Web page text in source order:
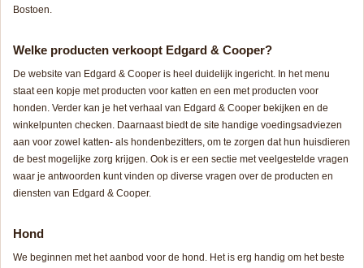
Bostoen.
Welke producten verkoopt Edgard & Cooper?
De website van Edgard & Cooper is heel duidelijk ingericht. In het menu
staat een kopje met producten voor katten en een met producten voor
honden. Verder kan je het verhaal van Edgard & Cooper bekijken en de
winkelpunten checken. Daarnaast biedt de site handige voedingsadviezen
aan voor zowel katten- als hondenbezitters, om te zorgen dat hun huisdieren
de best mogelijke zorg krijgen. Ook is er een sectie met veelgestelde vragen
waar je antwoorden kunt vinden op diverse vragen over de producten en
diensten van Edgard & Cooper.
Hond
We beginnen met het aanbod voor de hond. Het is erg handig om het beste